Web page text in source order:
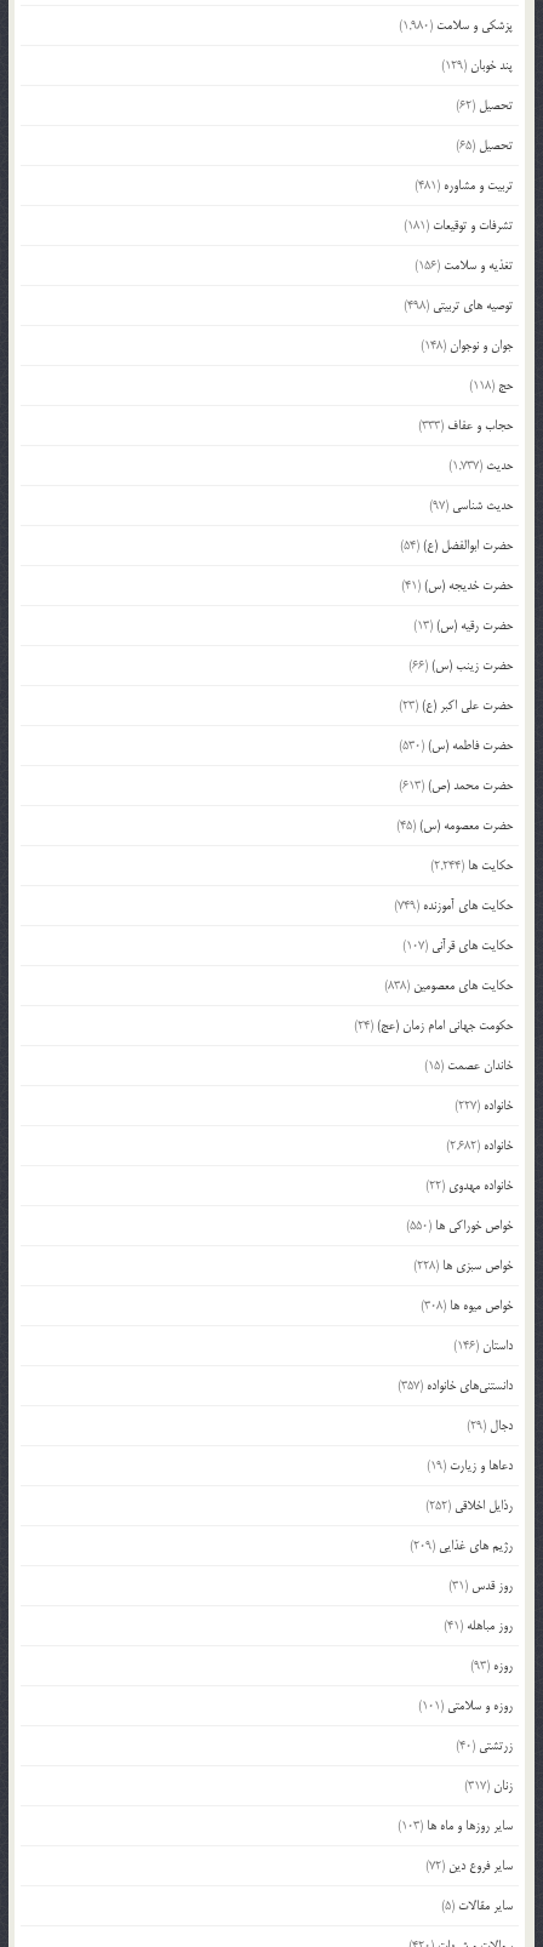
پزشکی و سلامت (1,980)
پند خوبان(129)
تحصیل (62)
تحصیل (65)
تربیت و مشاوره (481)
تشرفات و توقیعات (181)
تغذیه و سلامت (156)
توصیه های تربیتی (498)
جوان و نوجوان(148)
حج (118)
حجاب و عفاف (333)
حدیث (1,737)
حدیث شناسی (97)
حضرت ابوالفضل (ع)(54)
حضرت خدیجه (س)(41)
حضرت رقیه (س)(13)
حضرت زینب (س)(66)
حضرت علی اکبر (ع)(23)
حضرت فاطمه (س)(530)
حضرت محمد (ص)(613)
حضرت معصومه (س)(45)
حکایت ها (2,244)
حکایت های آموزنده (749)
حکایت های قرآنی (107)
حکایت های معصومین (838)
حکومت جهانی امام زمان (عج)(24)
خاندان عصمت (15)
خانواده (227)
خانواده (2,682)
خانواده مهدوی (22)
خواص خوراکی ها (550)
خواص سبزی ها (228)
خواص میوه ها (308)
داستان(146)
دانستنی‌های خانواده (357)
دجال (29)
دعاها و زیارت (19)
رذایل اخلاقی (252)
رژیم های غذایی (209)
روز قدس (31)
روز مباهله (41)
روزه (93)
روزه و سلامتی (101)
زرتشتی (40)
زنان(317)
سایر روزها و ماه ها (103)
سایر فروع دین (72)
سایر مقالات (5)